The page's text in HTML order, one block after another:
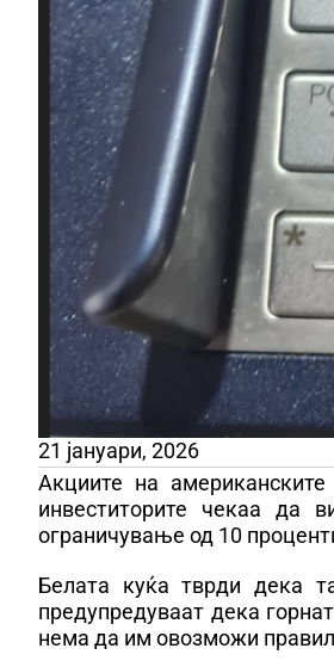
21 јануари, 2026
Акциите на
инвеститорите чекаа да
ограничување од 10
Белата куќа тврди дека
предупредуваат дека
нема да им овозможи